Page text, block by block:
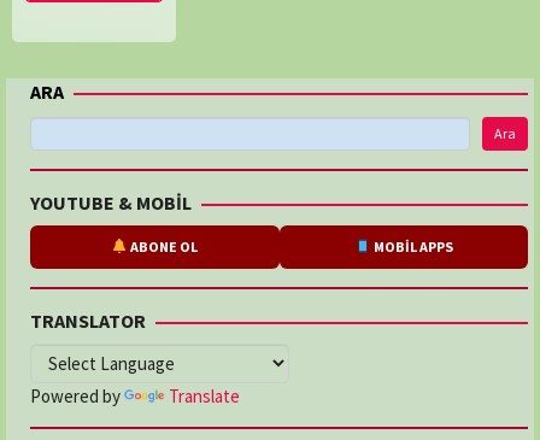
Mendez,
Sabine
Klauser
ARA
Ara
YOUTUBE & MOBİL
ABONE OL MOBİL APPS
TRANSLATOR
Powered by Translate